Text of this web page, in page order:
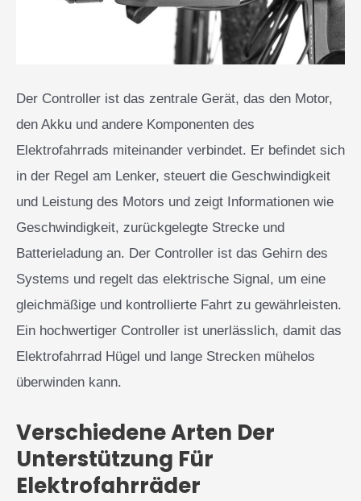
Der Controller ist das zentrale Gerät, das den Motor,
den Akku und andere Komponenten des
Elektrofahrrads miteinander verbindet. Er befindet sich
in der Regel am Lenker, steuert die Geschwindigkeit
und Leistung des Motors und zeigt Informationen wie
Geschwindigkeit, zurückgelegte Strecke und
Batterieladung an. Der Controller ist das Gehirn des
Systems und regelt das elektrische Signal, um eine
gleichmäßige und kontrollierte Fahrt zu gewährleisten.
Ein hochwertiger Controller ist unerlässlich, damit das
Elektrofahrrad Hügel und lange Strecken mühelos
überwinden kann.
Verschiedene Arten Der
Unterstützung Für
Elektrofahrräder